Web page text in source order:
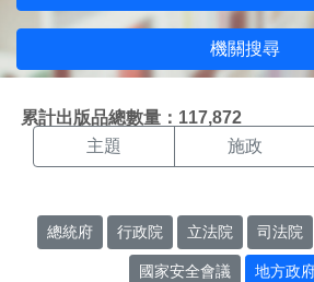
機關搜尋
累計出版品總數量：117,872
機關搜尋結果頁
主題 施政
總統府 行政院 立法院 司法院
國家安全會議 地方政